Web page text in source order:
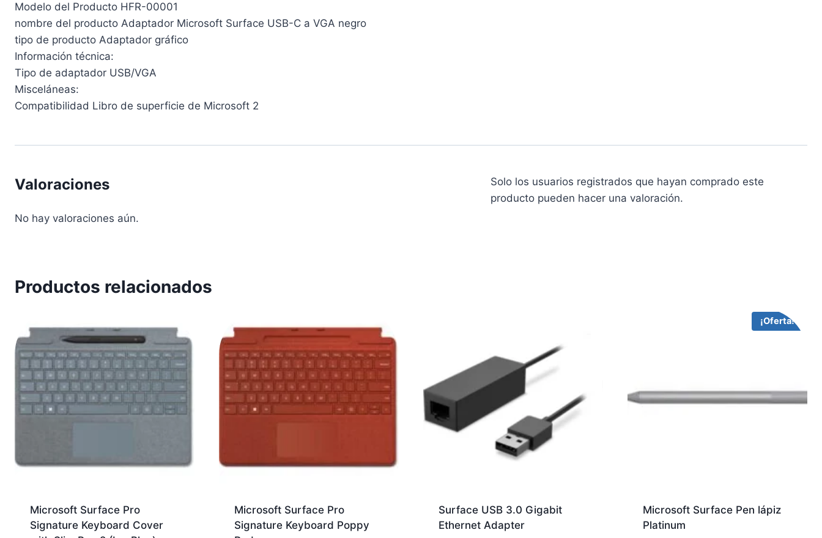
Modelo del Producto HFR-00001
nombre del producto Adaptador Microsoft Surface USB-C a VGA negro
tipo de producto Adaptador gráfico
Información técnica:
Tipo de adaptador USB/VGA
Misceláneas:
Compatibilidad Libro de superficie de Microsoft 2
Valoraciones
No hay valoraciones aún.
Solo los usuarios registrados que hayan comprado este
producto pueden hacer una valoración.
Productos relacionados
Microsoft Surface Pro
Signature Keyboard Cover
Microsoft Surface Pro
Signature Keyboard Poppy
Surface USB 3.0 Gigabit
Ethernet Adapter
¡Oferta!
Microsoft Surface Pen lápiz
Platinum